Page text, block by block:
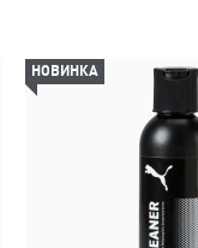
НОВИНКА